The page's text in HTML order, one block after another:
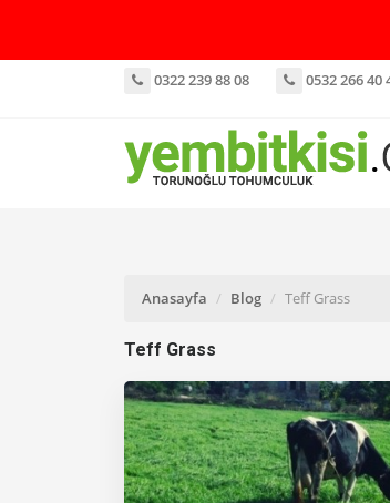
0322 239 88 08 0532 266 40
Anasayfa Blog Teff Grass
Teff Grass